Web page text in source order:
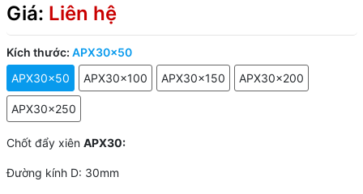
Giá: Liên hệ
Kích thước: APX30x50
APX30x50
APX30x100 APX30x150 APX30x200
APX30x250
Chốt đẩy xiên APX30:
Đường kính D: 30mm